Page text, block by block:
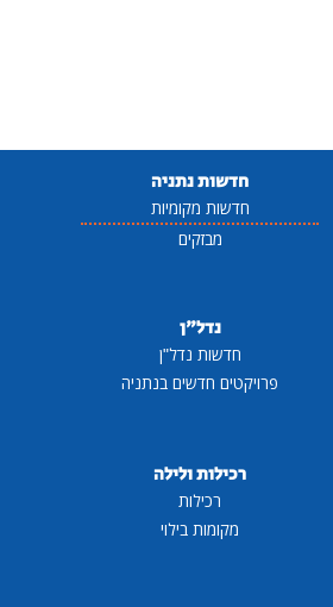
חדשות נתניה
חדשות מקומיות
מבזקים
נדל"ן
חדשות נדל"ן
פרויקטים חדשים בנתניה
רכילות ולילה
רכילות
מקומות בילוי